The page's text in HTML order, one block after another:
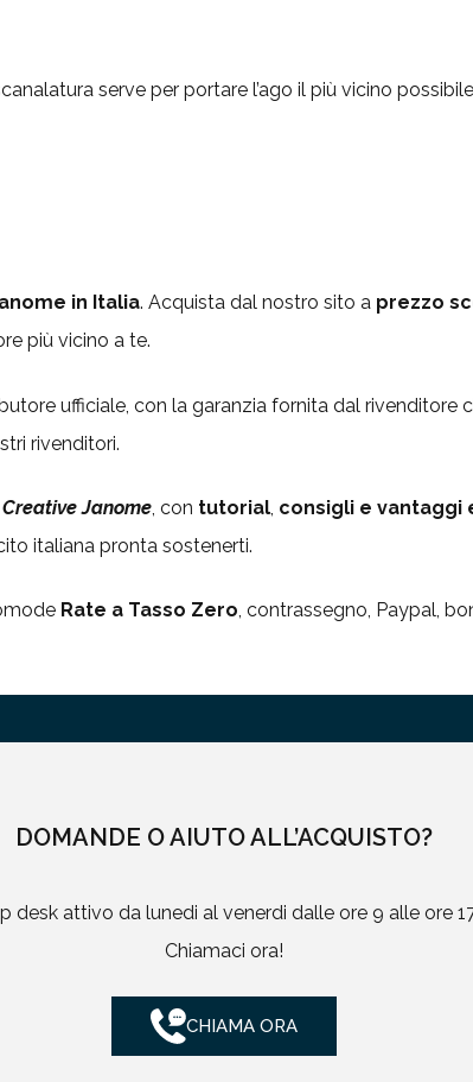
serve per portare l’ago il più vicino
in Italia. Acquista dal nostro sito a prezzo
più vicino a te.
ufficiale, con la garanzia fornita dal rivenditore
rivenditori.
Janome, con tutorial, consigli e vantaggi
italiana pronta sostenerti.
Rate a Tasso Zero, contrassegno, Paypal,
DOMANDE O AIUTO ALL’ACQUISTO?
desk attivo da lunedi al venerdi dalle ore 9 alle ore
Chiamaci ora!
CHIAMA ORA